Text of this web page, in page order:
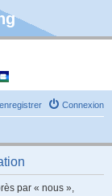
Connexion
par « nous »,